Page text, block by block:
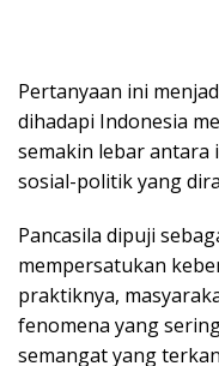
Pertanyaan ini
dihadapi Indonesia
semakin lebar antara
sosial-politik yang
Pancasila dipuji
mempersatukan
praktiknya,
fenomena yang
semangat yang